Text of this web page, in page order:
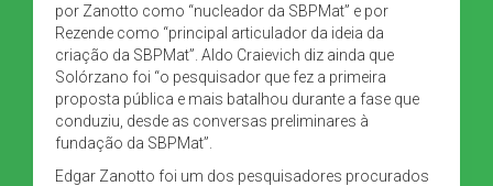
por Zanotto como “nucleador da SBPMat” e por
Rezende como “principal articulador da ideia da
criação da SBPMat”. Aldo Craievich diz ainda que
Solórzano foi “o pesquisador que fez a primeira
proposta pública e mais batalhou durante a fase que
conduziu, desde as conversas preliminares à
fundação da SBPMat”.
Edgar Zanotto foi um dos pesquisadores procurados